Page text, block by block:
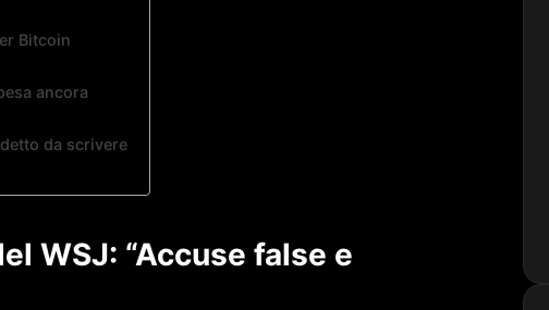
Bitcoin
ancora
da scrivere
WSJ: “Accuse false e